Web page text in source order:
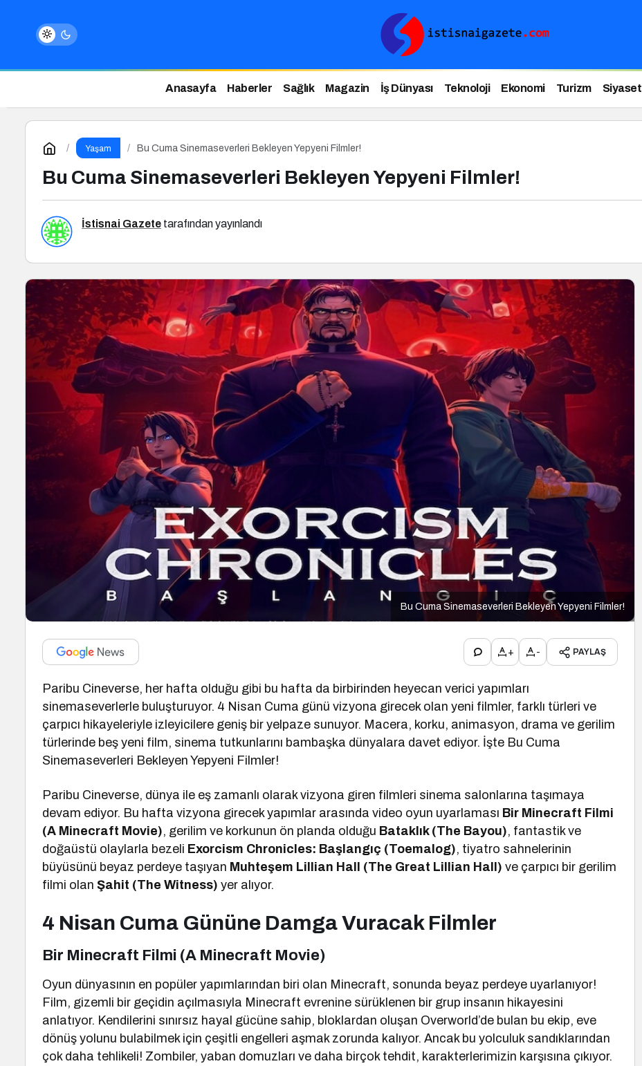
Anasayfa Haberler Sağlık Magazin İş Dünyası Teknoloji Ekonomi Turizm Siyaset
Yaşam Bu Cuma Sinemaseverleri Bekleyen Yepyeni Filmler!
Bu Cuma Sinemaseverleri Bekleyen Yepyeni Filmler!
İstisnai Gazete tarafından yayınlandı
Bu Cuma Sinemaseverleri Bekleyen Yepyeni Filmler!
+ - PAYLAŞ
Paribu Cineverse, her hafta olduğu gibi bu hafta da birbirinden heyecan verici yapımları
sinemaseverlerle buluşturuyor. 4 Nisan Cuma günü vizyona girecek olan yeni filmler, farklı türleri ve
çarpıcı hikayeleriyle izleyicilere geniş bir yelpaze sunuyor. Macera, korku, animasyon, drama ve gerilim
türlerinde beş yeni film, sinema tutkunlarını bambaşka dünyalara davet ediyor. İşte Bu Cuma
Sinemaseverleri Bekleyen Yepyeni Filmler!
Paribu Cineverse, dünya ile eş zamanlı olarak vizyona giren filmleri sinema salonlarına taşımaya
devam ediyor. Bu hafta vizyona girecek yapımlar arasında video oyun uyarlaması Bir Minecraft Filmi
(A Minecraft Movie), gerilim ve korkunun ön planda olduğu Bataklık (The Bayou), fantastik ve
doğaüstü olaylarla bezeli Exorcism Chronicles: Başlangıç (Toemalog), tiyatro sahnelerinin
büyüsünü beyaz perdeye taşıyan Muhteşem Lillian Hall (The Great Lillian Hall) ve çarpıcı bir gerilim
filmi olanŞahit (The Witness) yer alıyor.
4 Nisan Cuma Gününe Damga Vuracak Filmler
Bir Minecraft Filmi (A Minecraft Movie)
Oyun dünyasının en popüler yapımlarından biri olan Minecraft, sonunda beyaz perdeye uyarlanıyor!
Film, gizemli bir geçidin açılmasıyla Minecraft evrenine sürüklenen bir grup insanın hikayesini
anlatıyor. Kendilerini sınırsız hayal gücüne sahip, bloklardan oluşan Overworld’de bulan bu ekip, eve
dönüş yolunu bulabilmek için çeşitli engelleri aşmak zorunda kalıyor. Ancak bu yolculuk sandıklarından
çok daha tehlikeli! Zombiler, yaban domuzları ve daha birçok tehdit, karakterlerimizin karşısına çıkıyor.